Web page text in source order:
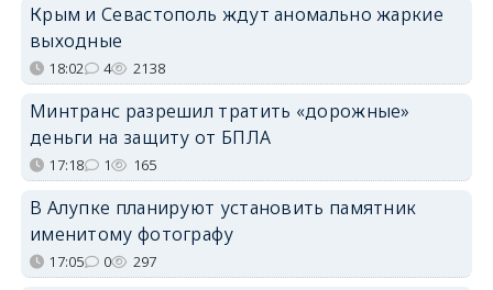
Крым и Севастополь ждут аномально жаркие
выходные
18:02 4 2138
Минтранс разрешил тратить «дорожные»
деньги на защиту от БПЛА
17:18 1 165
В Алупке планируют установить памятник
именитому фотографу
17:05 0 297